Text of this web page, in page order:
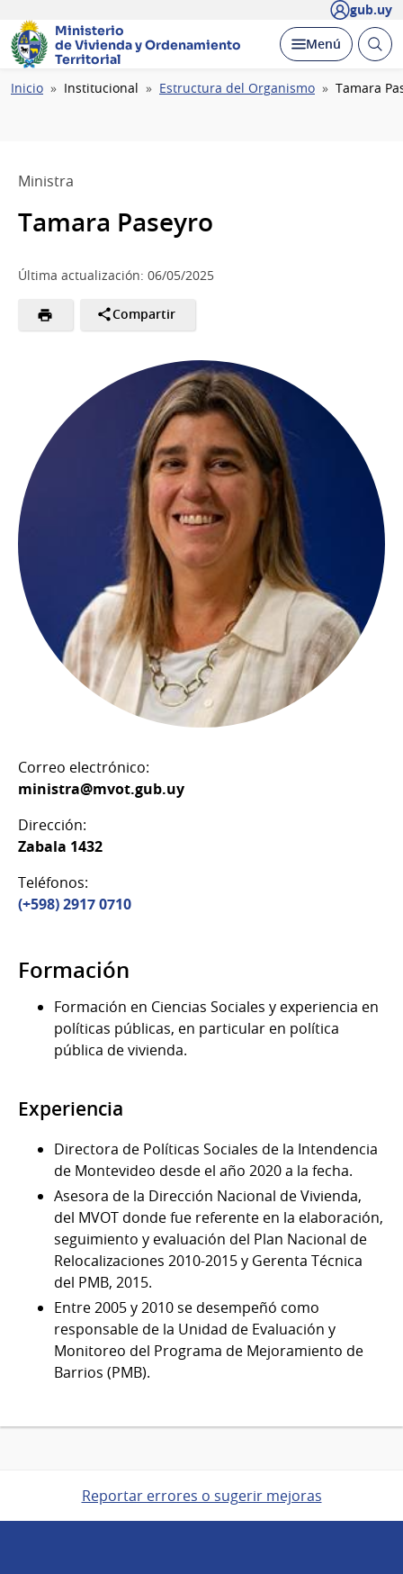
gub.uy
Ministerio
de Vivienda yOrdenamiento
Territorial
Desplegar
Menú Abrir
Ruta
Inicio Institucional Estructura del Organismo Tamara
Ministra
Tamara Paseyro
Última actualización: 06/05/2025
Compartir
Correo electrónico:
ministra@mvot.gub.uy
Dirección:
Zabala 1432
Teléfonos:
(+598) 2917 0710
Formación
Formación en Ciencias Sociales y experiencia en
políticas públicas, en particular en política
pública de vivienda.
Experiencia
Directora de Políticas Sociales de la Intendencia
de Montevideo desde el año 2020 a la fecha.
Asesora de la Dirección Nacional de Vivienda,
del MVOT donde fue referente en la elaboración,
seguimiento y evaluación del Plan Nacional de
Relocalizaciones 2010-2015 y Gerenta Técnica
del PMB, 2015.
Entre 2005 y 2010 se desempeñó como
responsable de la Unidad de Evaluación y
Monitoreo del Programa de Mejoramiento de
Barrios (PMB).
Reportar errores o sugerir mejoras